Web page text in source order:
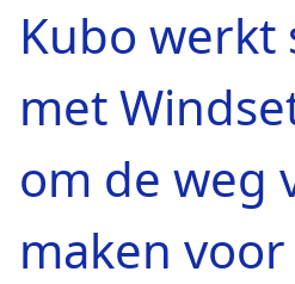
Kubo werkt
met
om de weg
maken voor